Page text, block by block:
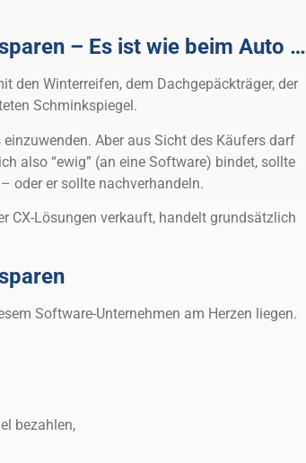
– Es ist wie beim Auto …
den Winterreifen, dem Dachgepäckträger, der
Schminkspiegel.
Aber aus Sicht des Käufers darf
also “ewig” (an eine Software) bindet, sollte
oder er sollte nachverhandeln.
CX-Lösungen verkauft, handelt grundsätzlich
Software-Unternehmen am Herzen liegen.
bezahlen,